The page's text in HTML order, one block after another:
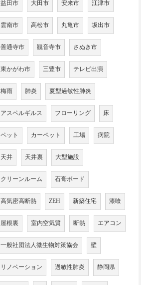
益田市 大田市 安来市 江津市
雲南市 高松市 丸亀市 坂出市
善通寺市 観音寺市 さぬき市
東かがわ市 三豊市 テレビ出演
梅雨 肺炎 夏型過敏性肺炎
アスペルギルス フローリング 床
ペット カーペット 工場 病院
天井 天井裏 大型施設
クリーンルーム 石膏ボード
高気密高断熱 ZEH 新築住宅 漆喰
屋根裏 室内空気質 断熱 エアコン
一般社団法人微生物対策協会 壁
リノベーション 過敏性肺炎 静岡県